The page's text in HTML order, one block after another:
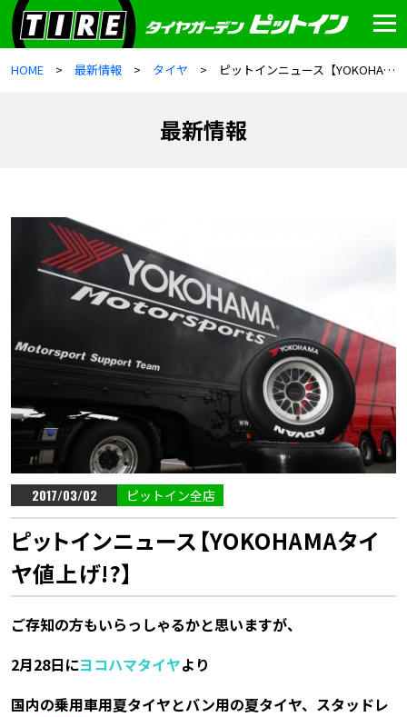
HOME 最新情報 タイヤ ピットインニュース【YOKOHAMAタイヤ値上げ!?】
最新情報
2017/03/02 ピットイン全店
ピットインニュース【YOKOHAMAタイ
ヤ値上げ!?】
ご存知の方もいらっしゃるかと思いますが、
2月28日にヨコハマタイヤより
国内の乗用車用夏タイヤとバン用の夏タイヤ、スタッドレ